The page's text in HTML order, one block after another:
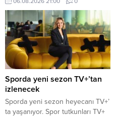
sistemi ise 17 Ağustos'ta devreye
girecek. ÇKS'ye kayıtlı üreticilerin
ürünleri belirlenen kalite
kriterlerine göre satın alınacak.
Sporda yeni sezon TV+’tan
izlenecek
Sporda yeni sezon heyecanı TV+’
ta yaşanıyor. Spor tutkunları TV+